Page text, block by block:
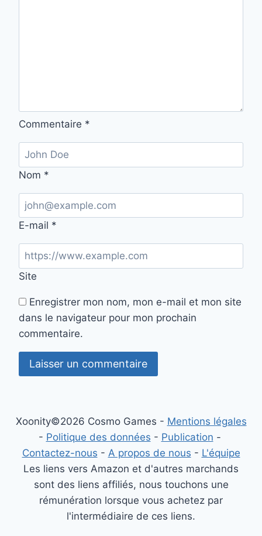
Commentaire *
Nom *
E-mail *
Site
Enregistrer mon nom, mon e-mail et mon site
dans le navigateur pour mon prochain
commentaire.
Xoonity©2026 Cosmo Games - Mentions légales
- Politique des données - Publication -
Contactez-nous - A propos de nous - L'équipe
Les liens vers Amazon et d'autres marchands
sont des liens affiliés, nous touchons une
rémunération lorsque vous achetez par
l'intermédiaire de ces liens.